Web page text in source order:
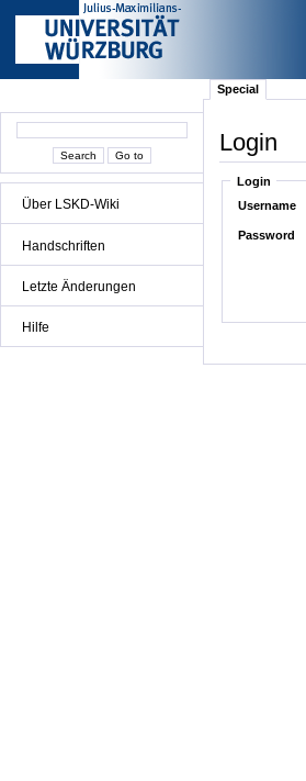
Über LSKD-Wiki
Handschriften
Letzte Änderungen
Hilfe
Special
Login
Login
Username
Password